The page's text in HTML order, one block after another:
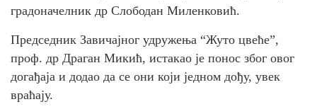
градоначелник др Слободан Миленковић.
Председник Завичајног удружења “Жуто цвеће”,
проф. др Драган Микић, истакао је понос због овог
догађаја и додао да се они који једном дођу, увек
враћају.